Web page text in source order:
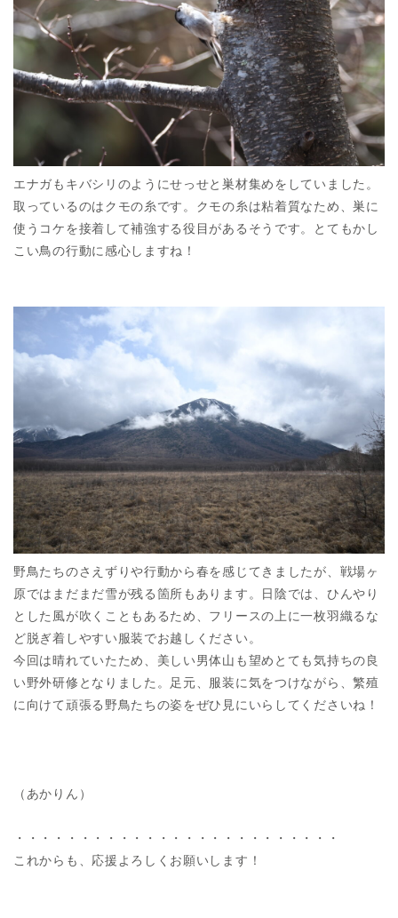
エナガもキバシリのようにせっせと巣材集めをしていました。
取っているのはクモの糸です。クモの糸は粘着質なため、巣に
使うコケを接着して補強する役目があるそうです。とてもかし
こい鳥の行動に感心しますね！
野鳥たちのさえずりや行動から春を感じてきましたが、戦場ヶ
原ではまだまだ雪が残る箇所もあります。日陰では、ひんやり
とした風が吹くこともあるため、フリースの上に一枚羽織るな
ど脱ぎ着しやすい服装でお越しください。
今回は晴れていたため、美しい男体山も望めとても気持ちの良
い野外研修となりました。足元、服装に気をつけながら、繁殖
に向けて頑張る野鳥たちの姿をぜひ見にいらしてくださいね！
（あかりん）
・・・・・・・・・・・・・・・・・・・・・・・・・
これからも、応援よろしくお願いします！